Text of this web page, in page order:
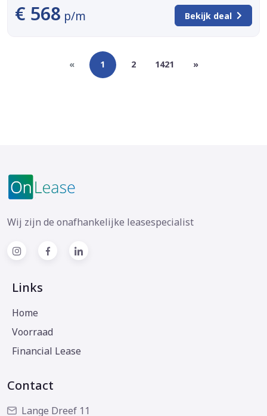
€ 568 p/m Bekijk deal
« 1 2 1421 »
Wij zijn de onafhankelijke leasespecialist
Links
Home
Voorraad
Financial Lease
Contact
Lange Dreef 11